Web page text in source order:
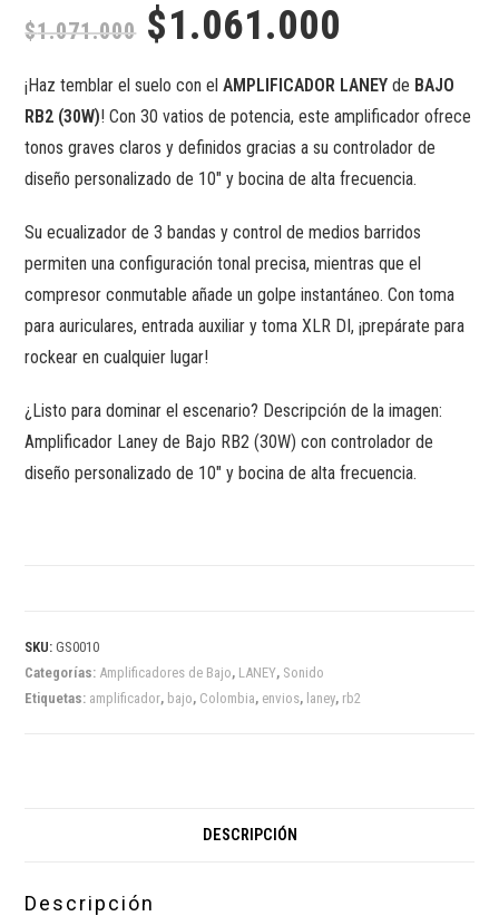
$1.071.000 $1.061.000
¡Haz temblar el suelo con elAMPLIFICADOR LANEY de BAJO
RB2 (30W)! Con 30 vatios de potencia, este amplificador ofrece
tonos graves claros y definidos gracias a su controlador de
diseño personalizado de 10″ y bocina de alta frecuencia.
Su ecualizador de 3 bandas y control de medios barridos
permiten una configuración tonal precisa, mientras que el
compresor conmutable añade un golpe instantáneo. Con toma
para auriculares, entrada auxiliar y toma XLR DI, ¡prepárate para
rockear en cualquier lugar!
¿Listo para dominar el escenario? Descripción de la imagen:
Amplificador Laney de Bajo RB2 (30W) con controlador de
diseño personalizado de 10″ y bocina de alta frecuencia.
SKU:GS0010
Categorías: Amplificadores de Bajo, LANEY, Sonido
Etiquetas: amplificador, bajo, Colombia, envios, laney, rb2
DESCRIPCIÓN
Descripción